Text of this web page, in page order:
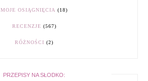
MOJE OSIĄGNIĘCIA (18)
RECENZJE (567)
RÓŻNOŚCI (2)
PRZEPISY NA SŁODKO: